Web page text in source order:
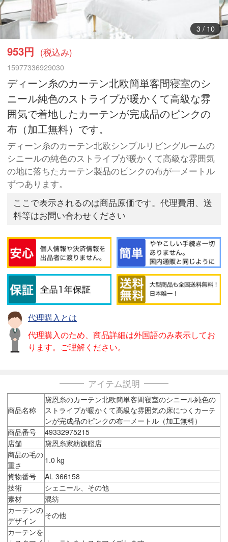
3/ 10
953円 (税込み)
15977336929030
ディーン糸のカーテン北欧簡単客間寝室のシ
ニール純色のストライプが暖かくて高級な雰
囲気で着地したカーテンが完成品のピンクの
布（加工無料）です。
ディーン糸のカーテン北欧シンプルリビングルームの
シニールの純色のストライプが暖かくて高級な雰囲気
の地に落ちたカーテン製品のピンクの布が一メートル
ずつあります。
ここで表示されるのは商品原価です。代理費用、送
料等はお問い合わせください
代理購入とは
代理購入のため、商品詳細は外国語のみ表示してお
ります。ご理解ください。
アイテム説明
商品名称
黛恩糸のカーテン北欧簡単客間寝室のシニール純色の
ストライプが暖かくて高級な雰囲気の床につくカーテ
ンが完成品のピンクの布一メートル（加工無料）
商品番号
49332975215
店舗
黛恩糸家紡旗艦店
商品の毛の
重さ
1.0 kg
貨物番号
AL 366158
技術
シェニール、その他
素材
混紡
カーテンの
デザイン
その他
カーテンを